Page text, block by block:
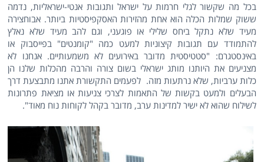
בכל מה שקשור לגלי חרמות על ישראל ותגובות אנטי-ישראליות, נדמה
ששוק שמלות הכלה הוא אחת מהזירות האסקפיסטיות ביותר. אבוחצירה
מעיד שלא נתקל ביחס שלילי או פוגעני, וגם להב מעיד שלא נאלץ
להתמודד עם תגובות קיצוניות למעט כמה "קומנטים" בפייסבוק או
באינסטגרם: "סטטיסטית מדובר באירועים לא משמעותיים. אנחנו לא
מצניעים את היותנו מותג ישראלי בשום צורה והרבה מהכלות שלנו הן
כלות ערביות, שלא נרתעות מזה. לפעמים התקשורת אתנו מתבצעת דרך
הבעלים ולמעט בקשות של התאמות לצרכי צניעות או מציאת פתרונות
לשילוח שהוא לא ישיר למדינות ערב, מדובר בקהל לקוחות נוח מאוד".